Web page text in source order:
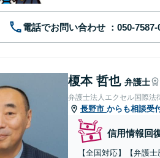
電話でお問い合わせ
榎本 哲也 弁護士
弁護士法人エクセル国際法
長野市 からも相談受
信用情報回
【全国対応】【弁護